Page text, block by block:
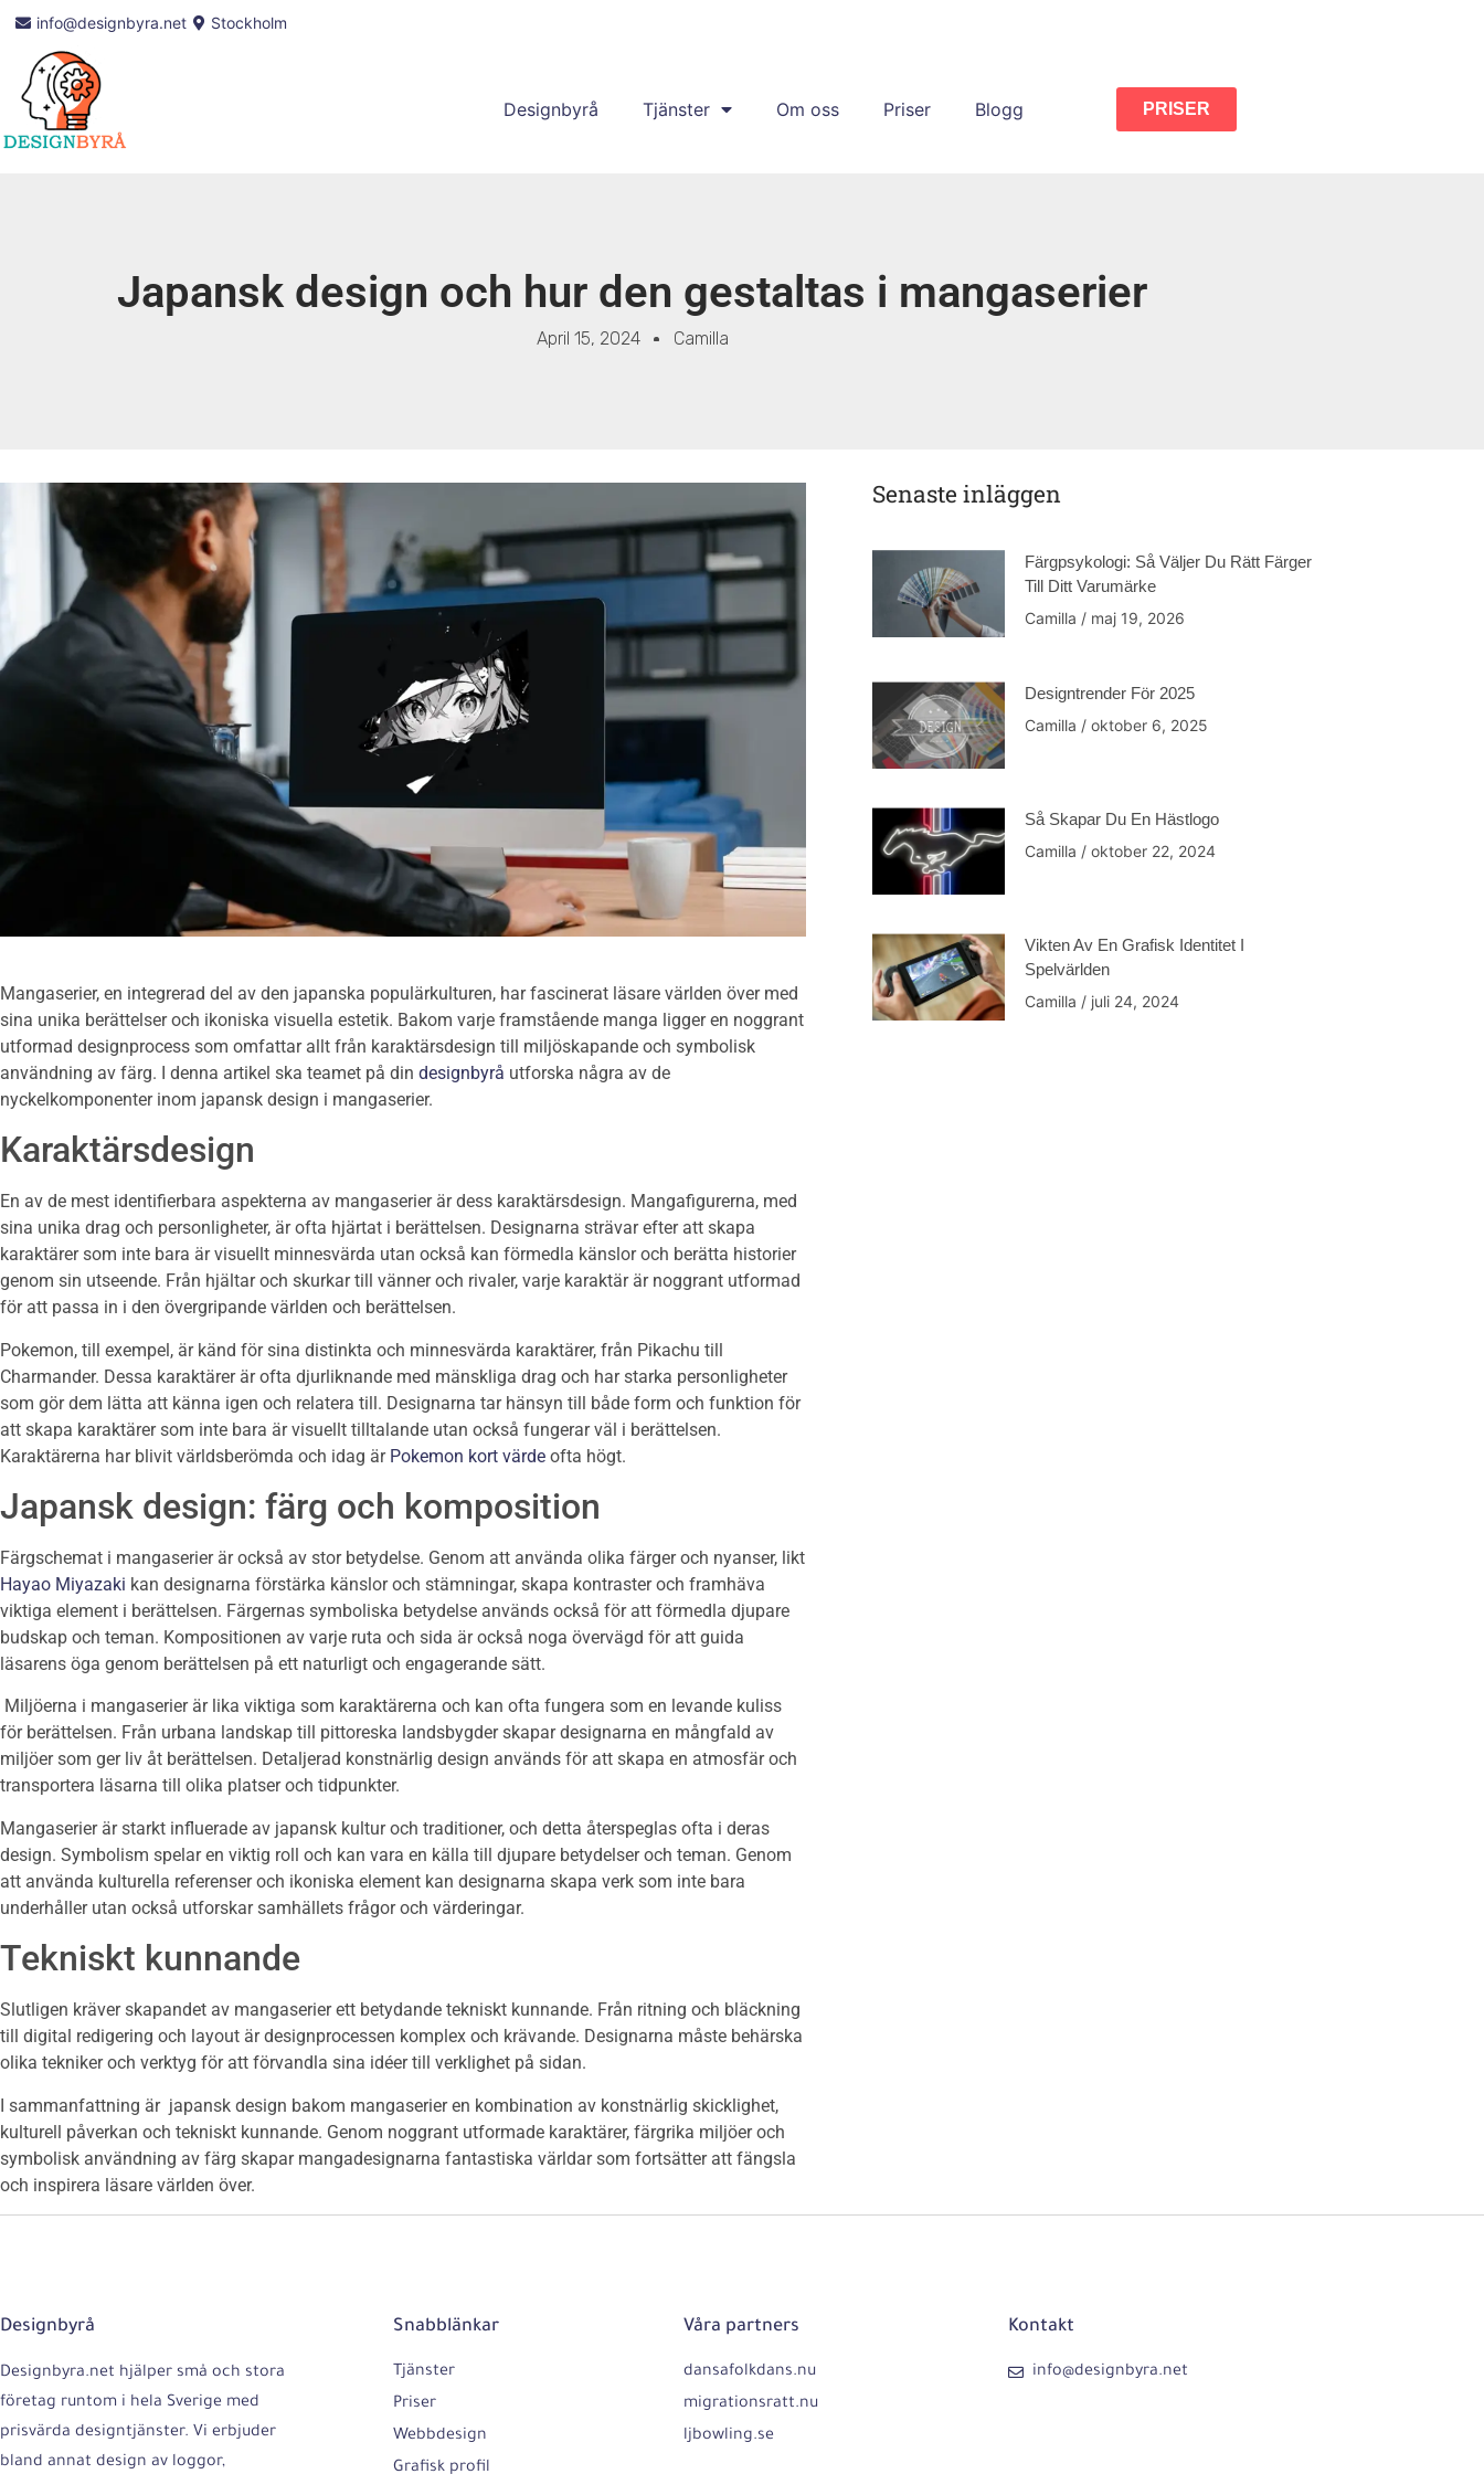
info@designbyra.net Stockholm
Designbyrå Tjänster Om oss Priser Blogg PRISER
Japansk design och hur den gestaltas i mangaserier
April 15, 2024 Camilla
Mangaserier, en integrerad del av den japanska populärkulturen, har fascinerat läsare världen över med
sina unika berättelser och ikoniska visuella estetik. Bakom varje framstående manga ligger en noggrant
utformad designprocess som omfattar allt från karaktärsdesign till miljöskapande och symbolisk
användning av färg. I denna artikel ska teamet på din designbyrå utforska några av de
nyckelkomponenter inom japansk design i mangaserier.
Karaktärsdesign
En av de mest identifierbara aspekterna av mangaserier är dess karaktärsdesign. Mangafigurerna, med
sina unika drag och personligheter, är ofta hjärtat i berättelsen. Designarna strävar efter att skapa
karaktärer som inte bara är visuellt minnesvärda utan också kan förmedla känslor och berätta historier
genom sin utseende. Från hjältar och skurkar till vänner och rivaler, varje karaktär är noggrant utformad
för att passa in i den övergripande världen och berättelsen.
Pokemon, till exempel, är känd för sina distinkta och minnesvärda karaktärer, från Pikachu till
Charmander. Dessa karaktärer är ofta djurliknande med mänskliga drag och har starka personligheter
som gör dem lätta att känna igen och relatera till. Designarna tar hänsyn till både form och funktion för
att skapa karaktärer som inte bara är visuellt tilltalande utan också fungerar väl i berättelsen.
Karaktärerna har blivit världsberömda och idag är Pokemon kort värde ofta högt.
Japansk design: färg och komposition
Färgschemat i mangaserier är också av stor betydelse. Genom att använda olika färger och nyanser, likt
Hayao Miyazaki kan designarna förstärka känslor och stämningar, skapa kontraster och framhäva
viktiga element i berättelsen. Färgernas symboliska betydelse används också för att förmedla djupare
budskap och teman. Kompositionen av varje ruta och sida är också noga övervägd för att guida
läsarens öga genom berättelsen på ett naturligt och engagerande sätt.
Miljöerna i mangaserier är lika viktiga som karaktärerna och kan ofta fungera som en levande kuliss
för berättelsen. Från urbana landskap till pittoreska landsbygder skapar designarna en mångfald av
miljöer som ger liv åt berättelsen. Detaljerad konstnärlig design används för att skapa en atmosfär och
transportera läsarna till olika platser och tidpunkter.
Mangaserier är starkt influerade av japansk kultur och traditioner, och detta återspeglas ofta i deras
design. Symbolism spelar en viktig roll och kan vara en källa till djupare betydelser och teman. Genom
att använda kulturella referenser och ikoniska element kan designarna skapa verk som inte bara
underhåller utan också utforskar samhällets frågor och värderingar.
Tekniskt kunnande
Slutligen kräver skapandet av mangaserier ett betydande tekniskt kunnande. Från ritning och bläckning
till digital redigering och layout är designprocessen komplex och krävande. Designarna måste behärska
olika tekniker och verktyg för att förvandla sina idéer till verklighet på sidan.
I sammanfattning är japansk design bakom mangaserier en kombination av konstnärlig skicklighet,
kulturell påverkan och tekniskt kunnande. Genom noggrant utformade karaktärer, färgrika miljöer och
symbolisk användning av färg skapar mangadesignarna fantastiska världar som fortsätter att fängsla
och inspirera läsare världen över.
Senaste inläggen
Färgpsykologi: Så Väljer Du Rätt Färger
Till Ditt Varumärke
Camilla
maj 19, 2026
Designtrender För 2025
Camilla
oktober 6, 2025
Så Skapar Du En Hästlogo
Camilla
oktober 22, 2024
Vikten Av En Grafisk Identitet I
Spelvärlden
Camilla
juli 24, 2024
Designbyrå
Designbyra.net hjälper små och stora
företag runtom i hela Sverige med
prisvärda designtjänster. Vi erbjuder
bland annat design av loggor,
Snabblänkar
Tjänster
Priser
Webbdesign
Grafisk profil
Våra partners
dansafolkdans.nu
migrationsratt.nu
ljbowling.se
Kontakt
info@designbyra.net